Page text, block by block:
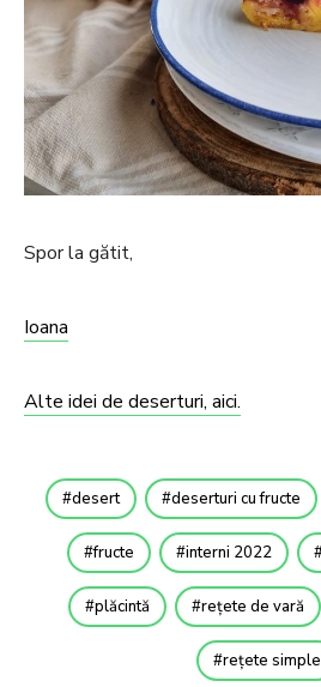
Spor la gătit,
Ioana
Alte idei de deserturi, aici.
desert deserturi cu fructe
fructe interni 2022
plăcintă rețete de vară
rețete simple